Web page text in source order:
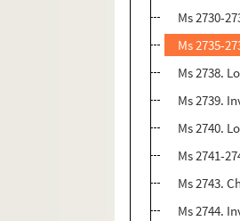
Ms 2730-
Ms 2735-
Ms 2738.
Ms 2739.
Ms 2740.
Ms 2741-
Ms 2743.
Ms 2744.